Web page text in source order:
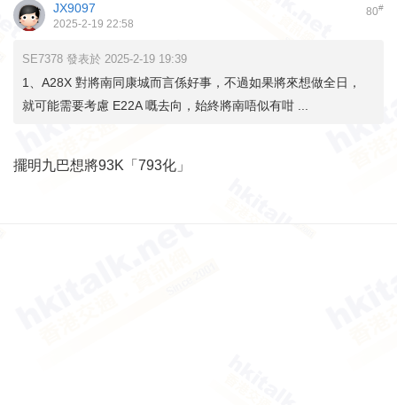
80#
JX9097
2025-2-19 22:58
SE7378 發表於 2025-2-19 19:39
1、A28X 對將南同康城而言係好事，不過如果將來想做全日，
就可能需要考慮 E22A 嘅去向，始終將南唔似有咁 ...
擺明九巴想將93K「793化」